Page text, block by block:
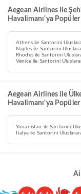
Aegean Airlines ile
Havalimanı'ya
Athens ile Santorini
Naples ile Santorini
Rhodes ile Santorini
Venice ile Santorini
Aegean Airlines ile
Havalimanı'ya
Yunanistan ile Santorini
İtalya ile Santorini